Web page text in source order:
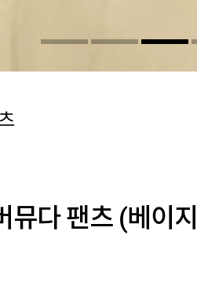
뮤다 팬츠 (베이